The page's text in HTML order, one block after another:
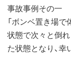
事故事例その一
「ボンベ置き場
状態で次々と倒れ
た状態となり、幸